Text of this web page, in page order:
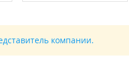
компании.